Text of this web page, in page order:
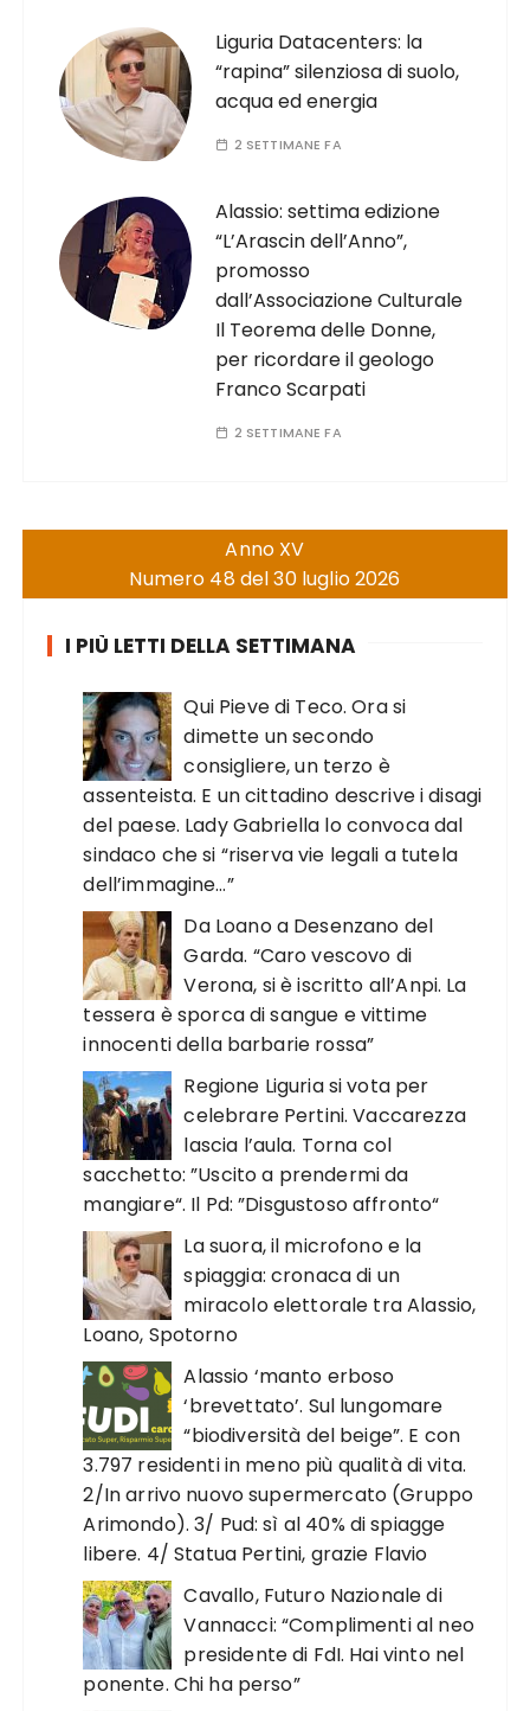
Liguria Datacenters: la
“rapina” silenziosa di suolo,
acqua ed energia
2 SETTIMANE FA
Alassio: settima edizione
“L’Arascin dell’Anno”,
promosso
dall’Associazione Culturale
Il Teorema delle Donne,
per ricordare il geologo
Franco Scarpati
2 SETTIMANE FA
Anno XV
Numero 48 del 30 luglio 2026
I PIÙ LETTI DELLA SETTIMANA
Qui Pieve di Teco. Ora si
dimette un secondo
consigliere, un terzo è
assenteista. E un cittadino descrive i disagi
del paese. Lady Gabriella lo convoca dal
sindaco che si “riserva vie legali a tutela
dell’immagine…”
Da Loano a Desenzano del
Garda. “Caro vescovo di
Verona, si è iscritto all’Anpi. La
tessera è sporca di sangue e vittime
innocenti della barbarie rossa”
Regione Liguria si vota per
celebrare Pertini. Vaccarezza
lascia l’aula. Torna col
sacchetto: ”Uscito a prendermi da
mangiare“. Il Pd: ”Disgustoso affronto“
La suora, il microfono e la
spiaggia: cronaca di un
miracolo elettorale tra Alassio,
Loano, Spotorno
Alassio ‘manto erboso
‘brevettato’. Sul lungomare
“biodiversità del beige”. E con
3.797 residenti in meno più qualità di vita.
2/In arrivo nuovo supermercato (Gruppo
Arimondo). 3/ Pud: sì al 40% di spiagge
libere. 4/ Statua Pertini, grazie Flavio
Cavallo, Futuro Nazionale di
Vannacci: “Complimenti al neo
presidente di FdI. Hai vinto nel
ponente. Chi ha perso”